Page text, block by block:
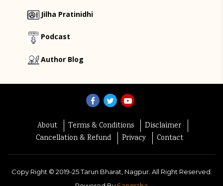
Jilha Pratinidhi
Podcast
Author Blog
About Terms & Conditions
Disclaimer
Cancellation & Refund
Privacy Contact
Copy Right © 2019-25Tarun Bharat, Nagpur. All Right Reserved.